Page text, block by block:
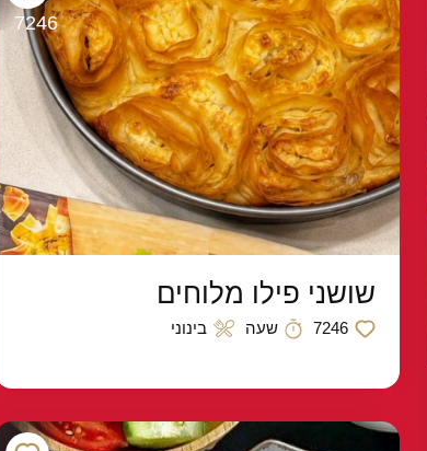
7246
שושני פילו מלוחים
כמות לייקים
7246 זמן הכנה
שעה רמת קושי
בינוני